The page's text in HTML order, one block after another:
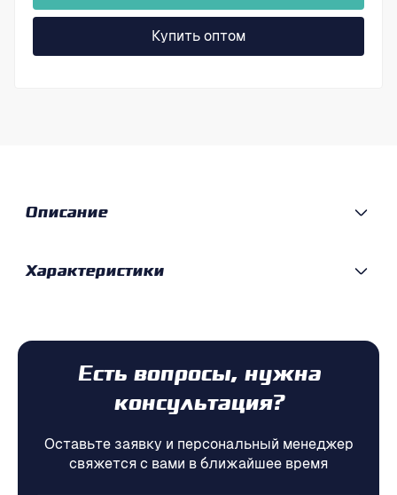
Купить оптом
Описание
Характеристики
Есть вопросы, нужна
консультация?
Оставьте заявку и персональный менеджер
свяжется с вами в ближайшее время